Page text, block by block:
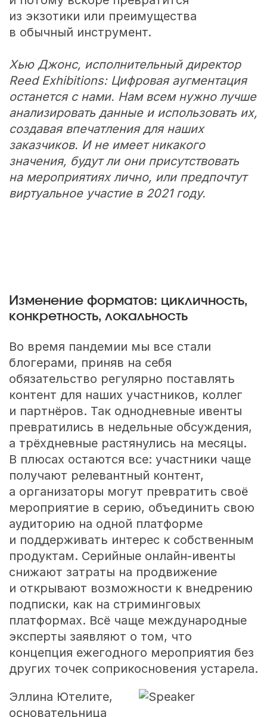
из экзотики или преимущества
в обычный инструмент.
Хью Джонс, исполнительный директор
Reed Exhibitions: Цифровая аугментация
останется с нами. Нам всем нужно лучше
анализировать данные и использовать их,
создавая впечатления для наших
заказчиков. И не имеет никакого
значения, будут ли они присутствовать
на мероприятиях лично, или предпочтут
виртуальное участие в 2021 году.
Изменение форматов: цикличность,
конкретность, локальность
Во время пандемии мы все стали
блогерами, приняв на себя
обязательство регулярно поставлять
контент для наших участников, коллег
и партнёров. Так однодневные ивенты
превратились в недельные обсуждения,
а трёхдневные растянулись на месяцы.
В плюсах остаются все: участники чаще
получают релевантный контент,
а организаторы могут превратить своё
мероприятие в серию, объединить свою
аудиторию на одной платформе
и поддерживать интерес к собственным
продуктам. Серийные онлайн-ивенты
снижают затраты на продвижение
и открывают возможности к внедрению
подписки, как на стриминговых
платформах. Всё чаще международные
эксперты заявляют о том, что
концепция ежегодного мероприятия без
других точек соприкосновения устарела.
Эллина Ютелите,
основательница